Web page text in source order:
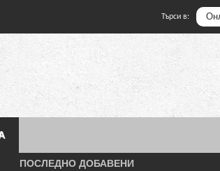
Търси в:
ПОСЛЕДНО ДОБАВЕНИ